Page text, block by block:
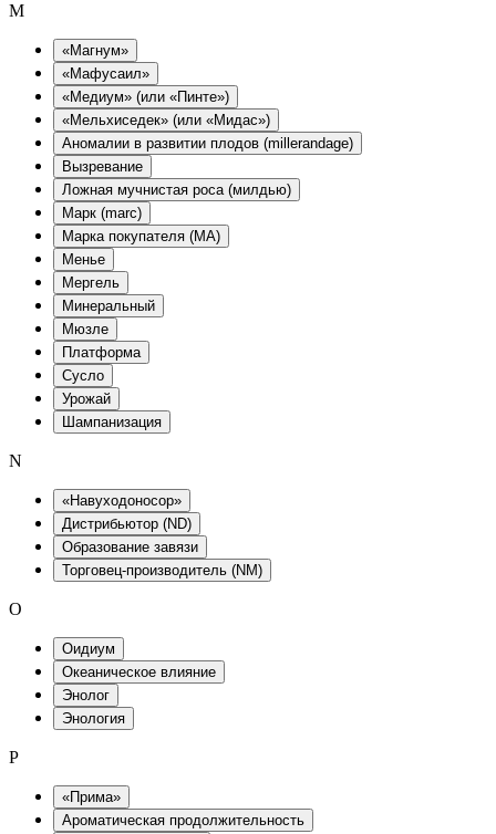
M
«Магнум»
«Мафусаил»
«Медиум» (или «Пинте»)
«Мельхиседек» (или «Мидас»)
Аномалии в развитии плодов (millerandage)
Вызревание
Ложная мучнистая роса (милдью)
Марк (marc)
Марка покупателя (MA)
Менье
Мергель
Минеральный
Мюзле
Платформа
Сусло
Урожай
Шампанизация
N
«Навуходоносор»
Дистрибьютор (ND)
Образование завязи
Торговец-производитель (NM)
O
Оидиум
Океаническое влияние
Энолог
Энология
P
«Прима»
Ароматическая продолжительность